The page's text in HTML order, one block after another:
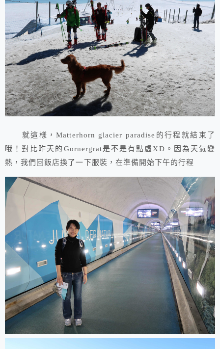
就這樣，Matterhorn glacier paradise的行程就結束了
哦！對比昨天的Gornergrat是不是有點虛XD。因為天氣變
熱，我們回飯店換了一下服裝，在準備開始下午的行程